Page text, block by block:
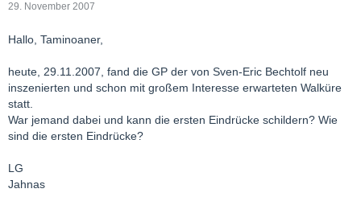
29. November 2007
Hallo, Taminoaner,
heute, 29.11.2007, fand die GP der von Sven-Eric Bechtolf neu
inszenierten und schon mit großem Interesse erwarteten Walküre
statt.
War jemand dabei und kann die ersten Eindrücke schildern? Wie
sind die ersten Eindrücke?
LG
Jahnas